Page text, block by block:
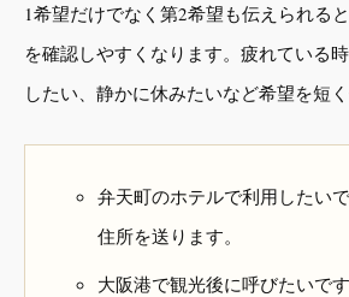
1希望だけでなく第2希望も伝えられる
を確認しやすくなります。疲れている
したい、静かに休みたいなど希望を短く
弁天町のホテルで利用したい
住所を送ります。
大阪港で観光後に呼びたいで